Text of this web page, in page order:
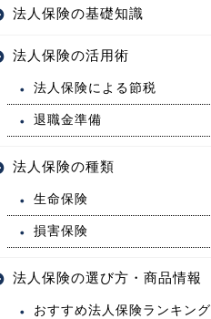
法人保険の基礎知識
法人保険の活用術
法人保険による節税
退職金準備
法人保険の種類
生命保険
損害保険
法人保険の選び方・商品情報
おすすめ法人保険ランキング